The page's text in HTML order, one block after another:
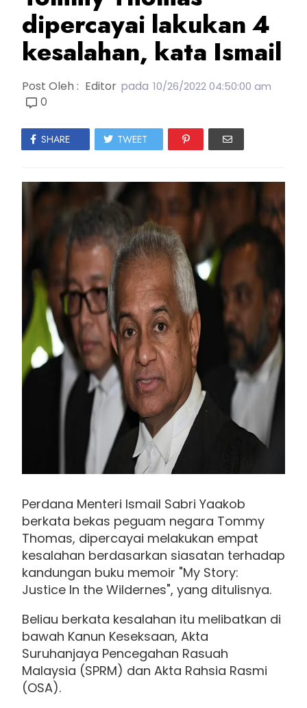
dipercayai lakukan 4
kesalahan, kata Ismail
Post Oleh : Editor pada 10/26/2022 04:50:00 am
0
SHARE TWEET
Perdana Menteri Ismail Sabri Yaakob
berkata bekas peguam negara Tommy
Thomas, dipercayai melakukan empat
kesalahan berdasarkan siasatan terhadap
kandungan buku memoir "My Story:
Justice In the Wildernes", yang ditulisnya.
Beliau berkata kesalahan itu melibatkan di
bawah Kanun Keseksaan, Akta
Suruhanjaya Pencegahan Rasuah
Malaysia (SPRM) dan Akta Rahsia Rasmi
(OSA).